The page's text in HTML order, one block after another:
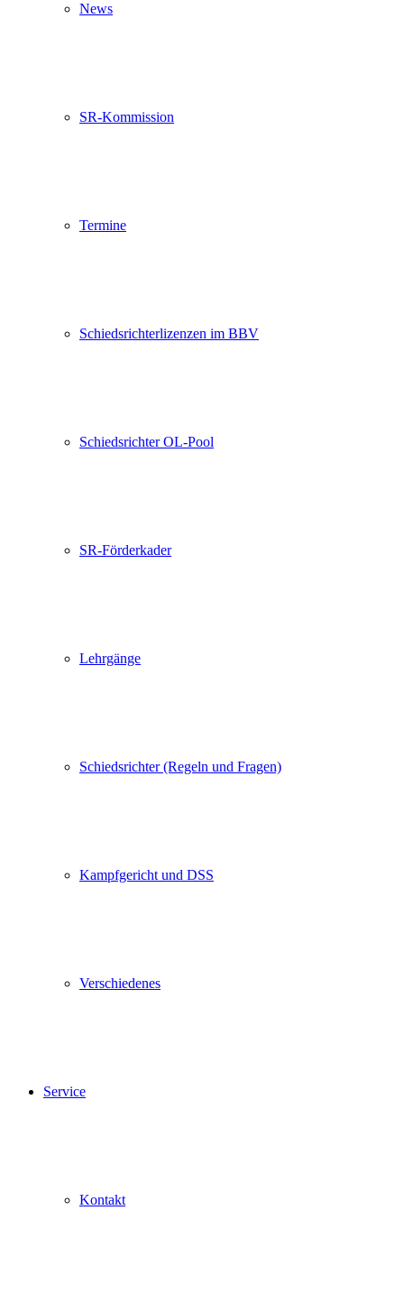
News
SR-Kommission
Termine
Schiedsrichterlizenzen im BBV
Schiedsrichter OL-Pool
SR-Förderkader
Lehrgänge
Schiedsrichter (Regeln und Fragen)
Kampfgericht und DSS
Verschiedenes
Service
Kontakt